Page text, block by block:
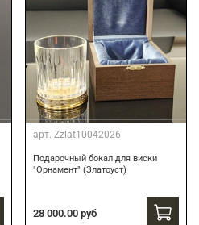
арт. Zzlat10042026
Подарочный бокал для виски
"Орнамент" (Златоуст)
28 000.00 руб